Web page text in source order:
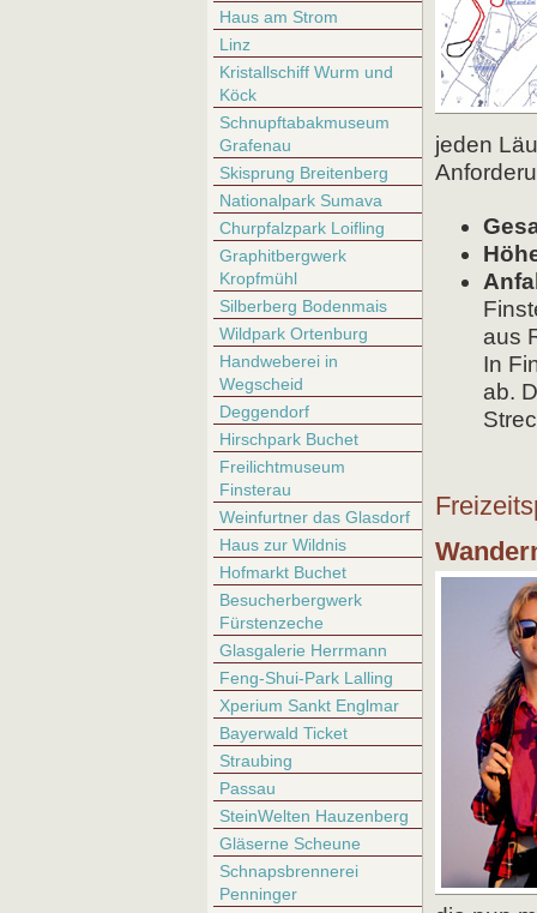
Haus am Strom
Linz
Kristallschiff Wurm und
Köck
Schnupftabakmuseum
Grafenau
Skisprung Breitenberg
Nationalpark Sumava
Churpfalzpark Loifling
Graphitbergwerk
Kropfmühl
Silberberg Bodenmais
Wildpark Ortenburg
Handweberei in
Wegscheid
Deggendorf
Hirschpark Buchet
Freilichtmuseum
Finsterau
Weinfurtner das Glasdorf
Haus zur Wildnis
Hofmarkt Buchet
Besucherbergwerk
Fürstenzeche
Glasgalerie Herrmann
Feng-Shui-Park Lalling
Xperium Sankt Englmar
Bayerwald Ticket
Straubing
Passau
SteinWelten Hauzenberg
Gläserne Scheune
Schnapsbrennerei
Penninger
jeden
aus
In
ab.